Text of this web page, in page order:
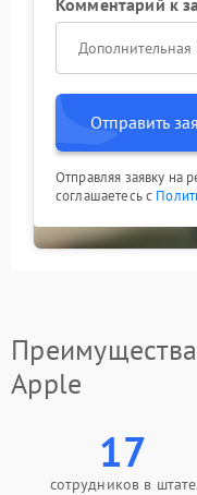
Комментарий к
Отправить
Отправляя заявку на
соглашаетесь с
Apple
17
сотрудников в штате